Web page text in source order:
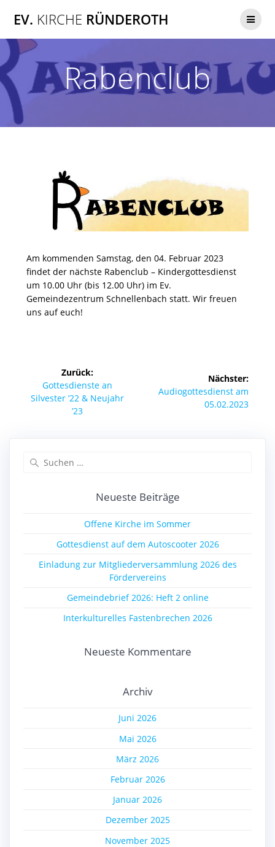
Inhalt
EV. KIRCHE RÜNDEROTH
Rabenclub
Am kommenden Samstag, den 04. Februar 2023
findet der nächste Rabenclub – Kindergottesdienst
um 10.00 Uhr (bis 12.00 Uhr) im Ev.
Gemeindezentrum Schnellenbach statt. Wir freuen
uns auf euch!
Beitragsnavigation
Zurück:
Vorheriger
Beitrag:
Gottesdienste an
Silvester ’22 & Neujahr
’23
Nächster:
Nächster
Audiogottesdienst am
05.02.2023
Neueste Beiträge
Offene Kirche im Sommer
Gottesdienst auf dem Autoscooter 2026
Einladung zur Mitgliederversammlung 2026 des
Fördervereins
Gemeindebrief 2026: Heft 2 online
Interkulturelles Fastenbrechen 2026
Neueste Kommentare
Archiv
Juni 2026
Mai 2026
März 2026
Februar 2026
Januar 2026
Dezember 2025
November 2025